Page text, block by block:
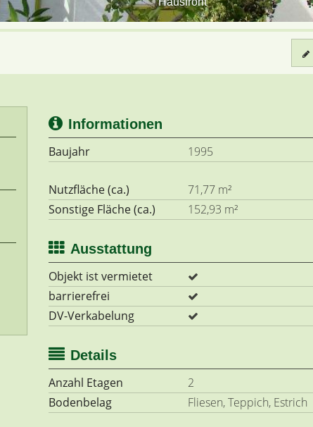
Informationen
Baujahr
1995
Nutzfläche (ca.) 71,77 m²
Sonstige Fläche (ca.)
152,93 m²
Ausstattung
Objekt ist vermietet
barrierefrei
DV-Verkabelung
Details
Anzahl Etagen
2
Bodenbelag
Fliesen, Teppich, Estrich